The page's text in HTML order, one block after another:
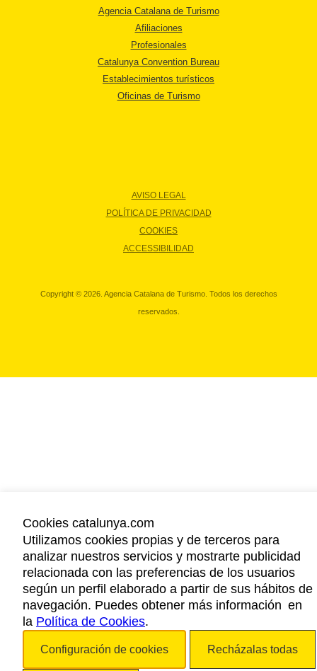
Agencia Catalana de Turismo
Afiliaciones
Profesionales
Catalunya Convention Bureau
Establecimientos turísticos
Oficinas de Turismo
AVISO LEGAL
POLÍTICA DE PRIVACIDAD
COOKIES
ACCESSIBILIDAD
Copyright © 2026. Agencia Catalana de Turismo. Todos los derechos
reservados.
Cookies catalunya.com
Utilizamos cookies propias y de terceros para
analizar nuestros servicios y mostrarte publicidad
relacionada con las preferencias de los usuarios
según un perfil elaborado a partir de sus hábitos de
navegación. Puedes obtener más información en
la Política de Cookies.
Configuración de cookies Recházalas todas